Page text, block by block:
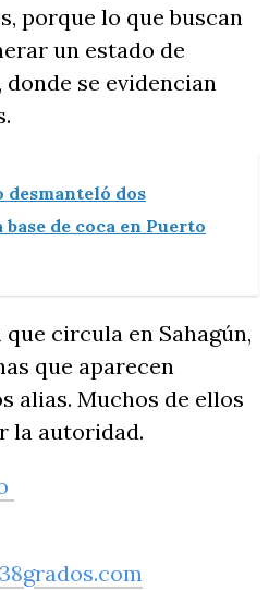
porque lo que buscan
un estado de
donde se evidencian
desmanteló dos
de coca en Puerto
circula en Sahagún,
que aparecen
alias. Muchos de ellos
la autoridad.